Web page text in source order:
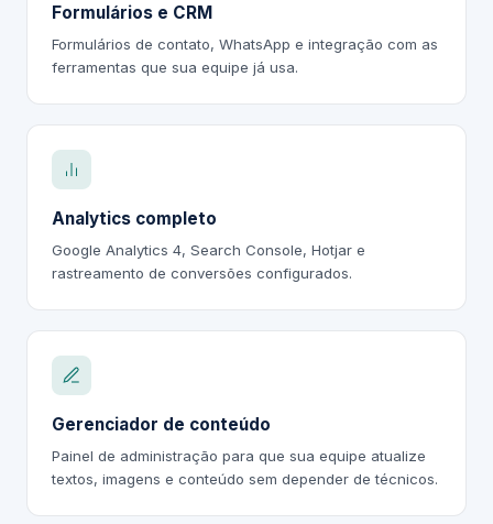
Formulários e CRM
Formulários de contato, WhatsApp e integração com as
ferramentas que sua equipe já usa.
Analytics completo
Google Analytics 4, Search Console, Hotjar e
rastreamento de conversões configurados.
Gerenciador de conteúdo
Painel de administração para que sua equipe atualize
textos, imagens e conteúdo sem depender de técnicos.